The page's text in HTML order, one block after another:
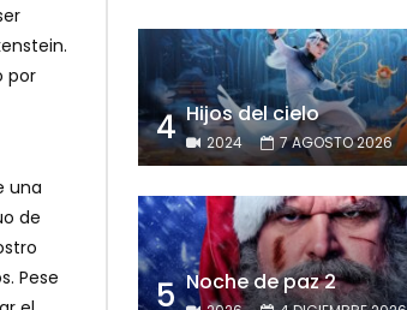
por
una
de
Pese
4 Hijos del cielo
2024 7 AGOSTO 2026
5 Noche de paz 2